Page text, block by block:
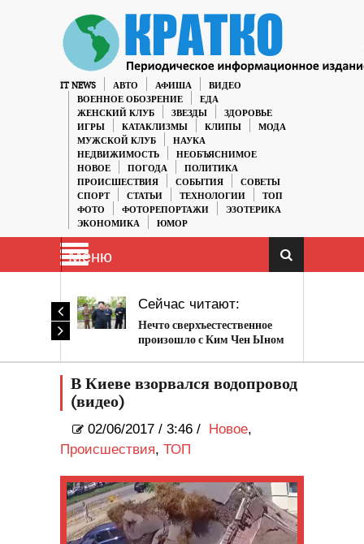
IT NEWS АВТО АФИША
ВИДЕО
ВОЕННОЕ ОБОЗРЕНИЕ
ЕДА
ЖЕНСКИЙ КЛУБ
ЗВЕЗДЫ
ЗДОРОВЬЕ
ИГРЫ
КАТАКЛИЗМЫ КЛИПЫ
МОДА
МУЖСКОЙ КЛУБ
НАУКА
НЕДВИЖИМОСТЬ
НЕОБЪЯСНИМОЕ
НОВОЕ
ПОГОДА
ПОЛИТИКА
ПРОИСШЕСТВИЯ
СОБЫТИЯ
СОВЕТЫ
СПОРТ
СТАТЬИ ТЕХНОЛОГИИ
ТОП
ФОТО
ФОТОРЕПОРТАЖИ
ЭЗОТЕРИКА
ЭКОНОМИКА
ЮМОР
Меню
Сейчас читают:
Нечто сверхъестественное
произошло с Ким Чен Ыном
В Киеве взорвался водопровод
(видео)
02/06/2017 / 3:46 / Новое,
Происшествия, ТОП